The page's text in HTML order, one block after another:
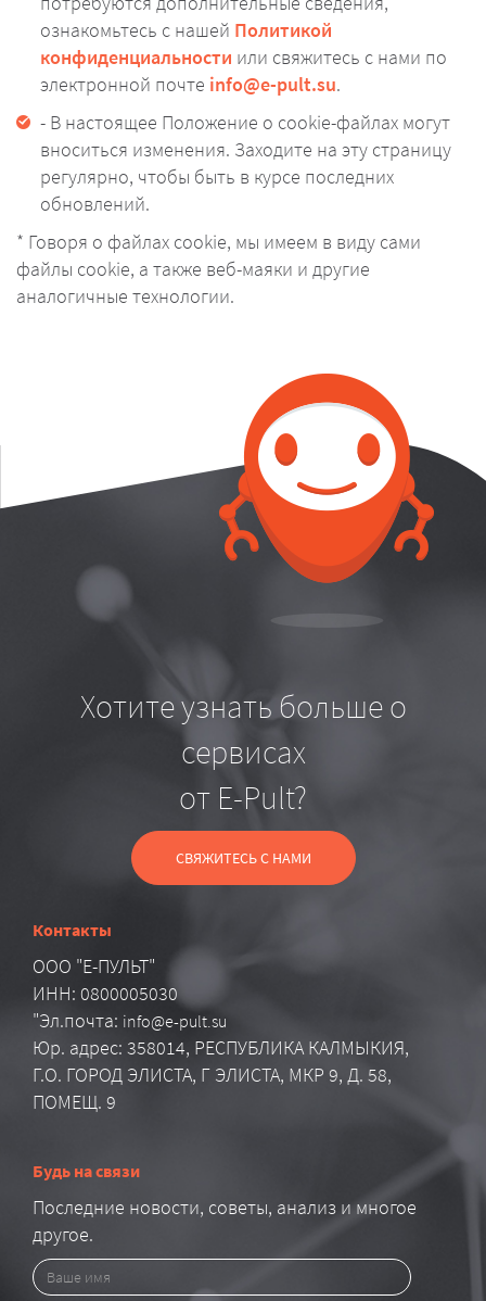
ознакомьтесь с нашей Политикой
конфиденциальности или свяжитесь с нами по
электронной почте info@e-pult.su.
- В настоящее Положение о cookie-файлах могут
вноситься изменения. Заходите на эту страницу
регулярно, чтобы быть в курсе последних
обновлений.
* Говоря о файлах cookie, мы имеем в виду сами
файлы cookie, а также веб-маяки и другие
аналогичные технологии.
Хотите узнать больше о
сервисах
от E-Pult?
СВЯЖИТЕСЬ С НАМИ
Контакты
ООО "Е-ПУЛЬТ"
ИНН: 0800005030
"Эл.почта: info@e-pult.su
Юр. адрес: 358014, РЕСПУБЛИКА КАЛМЫКИЯ,
Г.О. ГОРОД ЭЛИСТА, Г ЭЛИСТА, МКР 9, Д. 58,
ПОМЕЩ. 9
Будь на связи
Последние новости, советы, анализ и многое
другое.